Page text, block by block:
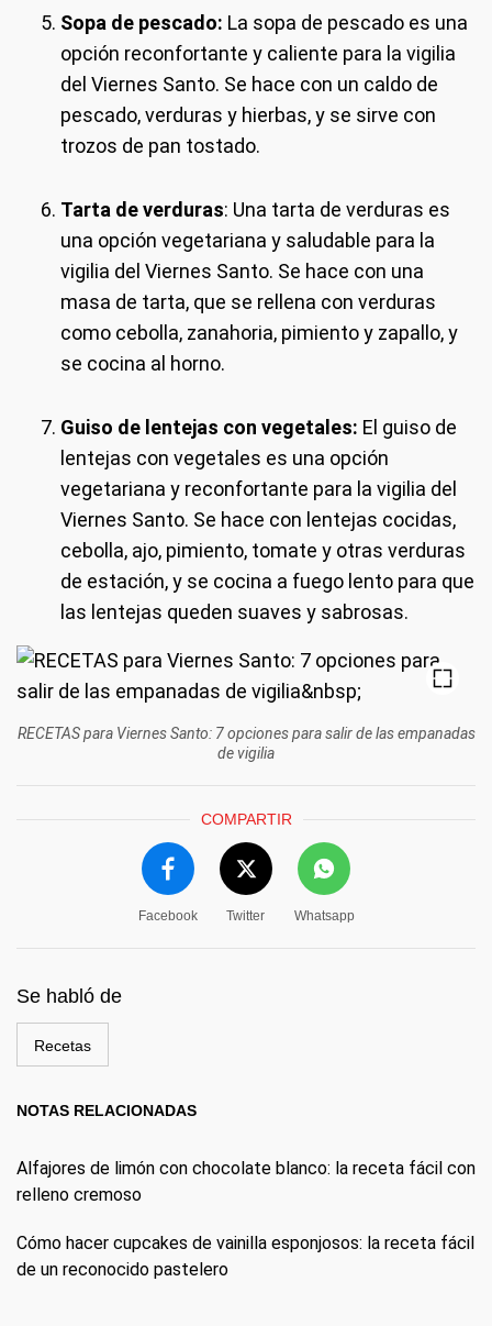
Sopa de pescado: La sopa de pescado es una
opción reconfortante y caliente para la vigilia
del Viernes Santo. Se hace con un caldo de
pescado, verduras y hierbas, y se sirve con
trozos de pan tostado.
Tarta de verduras: Una tarta de verduras es
una opción vegetariana y saludable para la
vigilia del Viernes Santo. Se hace con una
masa de tarta, que se rellena con verduras
como cebolla, zanahoria, pimiento y zapallo, y
se cocina al horno.
Guiso de lentejas con vegetales: El guiso de
lentejas con vegetales es una opción
vegetariana y reconfortante para la vigilia del
Viernes Santo. Se hace con lentejas cocidas,
cebolla, ajo, pimiento, tomate y otras verduras
de estación, y se cocina a fuego lento para que
las lentejas queden suaves y sabrosas.
RECETAS para Viernes Santo: 7 opciones para salir de las empanadas
de vigilia
COMPARTIR
Facebook Twitter Whatsapp
Se habló de
Recetas
NOTAS RELACIONADAS
Alfajores de limón con chocolate blanco: la receta fácil con
relleno cremoso
Cómo hacer cupcakes de vainilla esponjosos: la receta fácil
de un reconocido pastelero